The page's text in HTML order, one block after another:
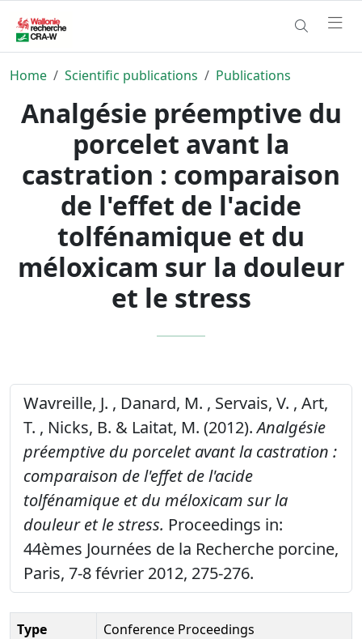
Home Scientific publications Publications
Analgésie préemptive du
porcelet avant la
castration : comparaison
de l'effet de l'acide
tolfénamique et du
méloxicam sur la douleur
et le stress
Wavreille, J. , Danard, M. , Servais, V. , Art,
T. , Nicks, B. & Laitat, M. (2012).Analgésie
préemptive du porcelet avant la castration :
comparaison de l'effet de l'acide
tolfénamique et du méloxicam sur la
douleur et le stress. Proceedings in:
44èmes Journées de la Recherche porcine,
Paris, 7-8 février 2012, 275-276.
Type
Conference Proceedings